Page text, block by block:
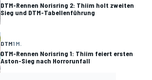
DTM-Rennen Norisring 2: Thiim holt zweiten
Sieg und DTM-Tabellenführung
DTM1 M.
DTM-Rennen Norisring 1: Thiim feiert ersten
Aston-Sieg nach Horrorunfall